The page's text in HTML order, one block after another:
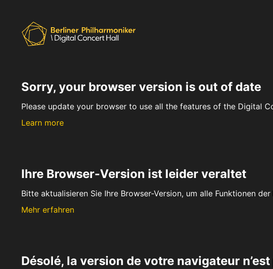
Sorry, your browser version is out of date
Please update your browser to use all the features of the Digital
Learn more
Ihre Browser-Version ist leider veraltet
Bitte aktualisieren Sie Ihre Browser-Version, um alle Funktionen
Mehr erfahren
Désolé, la version de votre navigateur